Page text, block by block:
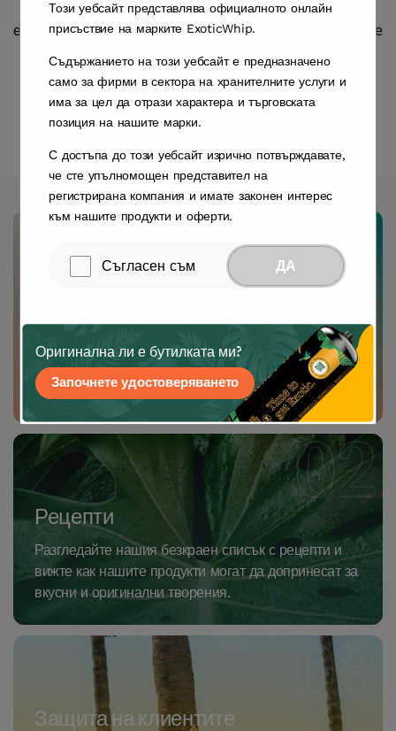
Преследвайте залезите, вкусете рая, отпийте от
екзотиката. Потопете се в историята зад пяната – това е
ExoticWhip®.
Вижте Крем-Балончета
Най-добрият аксесоар за кухнята и бара –
независимо дали сте професионалист или тепърва
започвате, това е инструментът за творчество при
завършването.
Рецепти
Разгледайте нашия безкраен списък с рецепти и
вижте как нашите продукти могат да допринесат за
вкусни и оригинални творения.
Защита на клиентите
Този уебсайт представлява официалното онлайн
присъствие на марките ExoticWhip.
Съдържанието на този уебсайт е предназначено
само за фирми в сектора на хранителните услуги и
има за цел да отрази характера и търговската
позиция на нашите марки.
С достъпа до този уебсайт изрично потвърждавате,
че сте упълномощен представител на
регистрирана компания и имате законен интерес
към нашите продукти и оферти.
Съгласен съм ДА
Оригинална ли е бутилката ми?
Започнете удостоверяването